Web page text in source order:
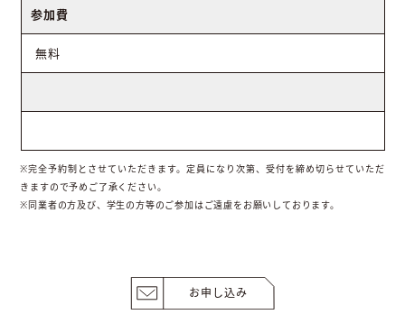
参加費
無料
※完全予約制とさせていただきます。定員になり次第、受付を締め切らせていただ
きますので予めご了承ください。
※同業者の方及び、学生の方等のご参加はご遠慮をお願いしております。
お申し込み